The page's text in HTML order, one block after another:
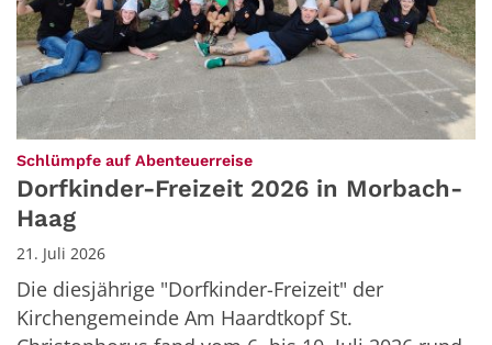
Schlümpfe auf Abenteuerreise:
Dorfkinder-Freizeit 2026 in Morbach-
Haag
21. Juli 2026
Die diesjährige "Dorfkinder-Freizeit" der
Kirchengemeinde Am Haardtkopf St.